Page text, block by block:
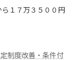
１７万３５００円
制度改善・条件付